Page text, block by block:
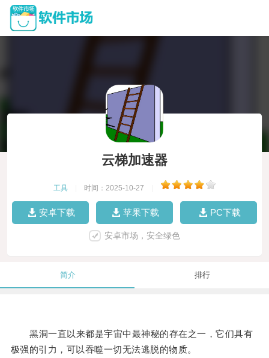
云梯加速器
工具 时间：2025-10-27
安卓下载 苹果下载 PC下载
安卓市场，安全绿色
简介 排行
黑洞一直以来都是宇宙中最神秘的存在之一，它们具有
极强的引力，可以吞噬一切无法逃脱的物质。